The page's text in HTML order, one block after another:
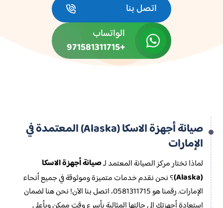
اتصل بنا
الواتساب
+971581311715
صيانة أجهزة الاسكا (Alaska) المعتمدة في
الإمارات
لماذا تختار مركز الصيانة المعتمد لـصيانة أجهزة الاسكا
(Alaska)
؟ نحن نقدم خدمات متميزة وموثوقة في جميع أنحاء
الإمارات. رقمنا هو 0581311715، اتصل بنا الآن! نحن هنا لضمان